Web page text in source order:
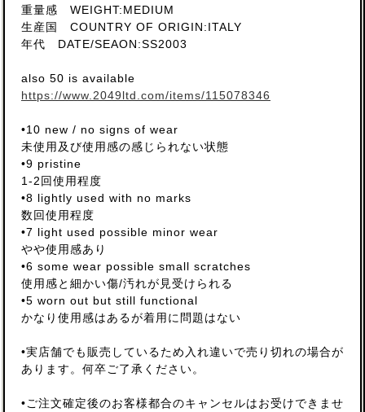
重量感 WEIGHT:MEDIUM
生産国 COUNTRY OF ORIGIN:ITALY
年代 DATE/SEAON:SS2003
also 50 is available
https://www.2049ltd.com/items/115078346
•10 new / no signs of wear
未使用及び使用感の感じられない状態
•9 pristine
1-2回使用程度
•8 lightly used with no marks
数回使用程度
•7 light used possible minor wear
やや使用感あり
•6 some wear possible small scratches
使用感と細かい傷/汚れが見受けられる
•5 worn out but still functional
かなり使用感はあるが着用に問題はない
•実店舗でも販売しているため入れ違いで売り切れの場合が
あります。何卒ご了承ください。
•ご注文確定後のお客様都合のキャンセルはお受けできませ